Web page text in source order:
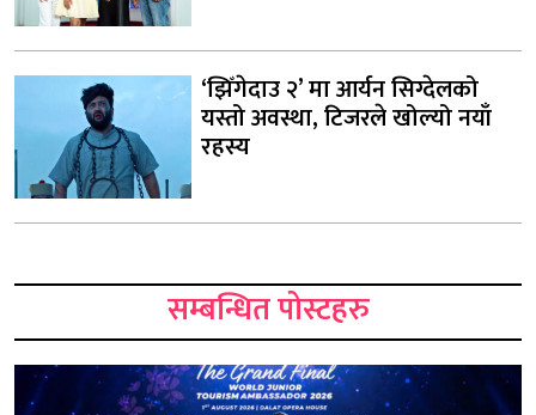
‘झिँगेदाउ २’ मा आर्यन सिग्देलको
यस्तो अवस्था, टिजरले खोल्यो नयाँ
रहस्य
सम्बन्धित पोस्टहरु